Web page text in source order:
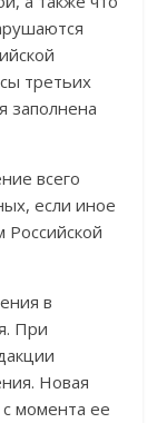
третьих
заполнена
всего
если иное
Российской
в
При
Новая
момента ее